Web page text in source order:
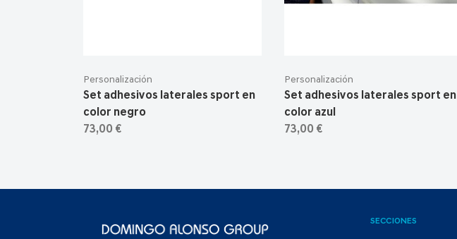
Personalización
Set adhesivos laterales sport en
color negro
73,00 €
Personalización
Set adhesivos laterales sport en
color azul
73,00 €
SECCIONES